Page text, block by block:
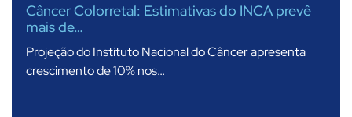
Câncer Colorretal: Estimativas do INCA prevê
mais de…
Projeção do Instituto Nacional do Câncer apresenta
crescimento de 10% nos…